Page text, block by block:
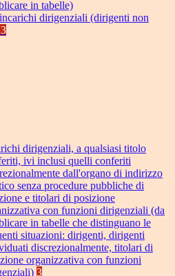
in tabelle)
dirigenziali (dirigenti non
dirigenziali, a qualsiasi titolo
ivi inclusi quelli conferiti
dall'organo di indirizzo
senza procedure pubbliche di
e titolari di posizione
con funzioni dirigenziali (da
in tabelle che distinguano le
situazioni: dirigenti, dirigenti
discrezionalmente, titolari di
organizzativa con funzioni
3